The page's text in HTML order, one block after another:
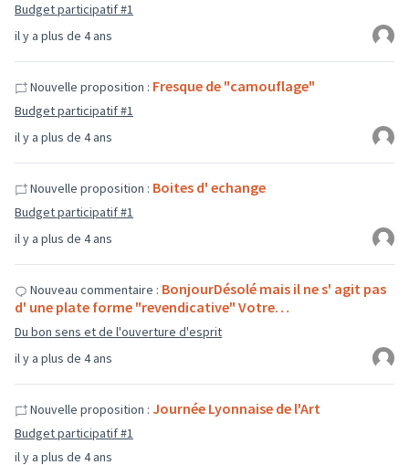
il y a plus de 4 ans
Budget participatif #1
il y a plus de 4 ans
Nouvelle proposition : Fresque de "camouflage"
Budget participatif #1
il y a plus de 4 ans
Nouvelle proposition : Boites d' echange
Budget participatif #1
il y a plus de 4 ans
Nouveau commentaire : BonjourDésolé mais il ne s' agit pas
d' une plate forme "revendicative" Votre…
Du bon sens et de l'ouverture d'esprit
il y a plus de 4 ans
Nouvelle proposition : Journée Lyonnaise de l'Art
Budget participatif #1